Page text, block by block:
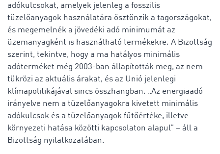
adókulcsokat, amelyek jelenleg a fosszilis
tüzelőanyagok használatára ösztönzik a tagországokat,
és megemelnék a jövedéki adó minimumát az
üzemanyagként is használható termékekre. A Bizottság
szerint, tekintve, hogy a ma hatályos minimális
adóterméket még 2003-ban állapították meg, az nem
tükrözi az aktuális árakat, és az Unió jelenlegi
klímapolitikájával sincs összhangban. „Az energiaadó
irányelve nem a tüzelőanyagokra kivetett minimális
adókulcsok és a tüzelőanyagok fűtőértéke, illetve
környezeti hatása közötti kapcsolaton alapul” – áll a
Bizottság nyilatkozatában.